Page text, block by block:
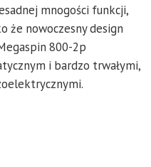
mnogości funkcji,
że nowoczesny design
800-2p
i bardzo trwałymi,